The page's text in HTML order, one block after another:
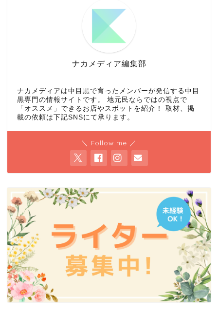
ナカメディア編集部
ナカメディアは中目黒で育ったメンバーが発信する中目
黒専門の情報サイトです。 地元民ならではの視点で
「オススメ」できるお店やスポットを紹介！ 取材、掲
載の依頼は下記SNSにて承ります。
＼ Follow me ／